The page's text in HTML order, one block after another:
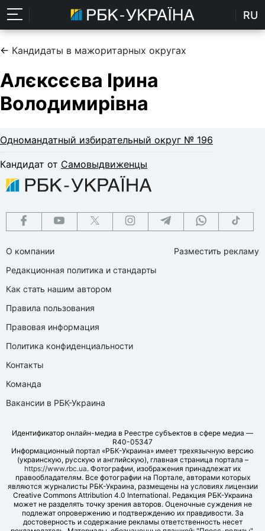
RU
← Кандидаты в мажоритарных округах
Алєксєєва Ірина
Володимирівна
Одномандатный избирательный округ № 196
Кандидат от Самовыдвиженцы
О компании
Редакционная политика и стандарты
Как стать нашим автором
Правила пользования
Правовая информация
Политика конфиденциальности
Контакты
Команда
Вакансии в РБК-Украина
Разместить рекламу
Идентификатор онлайн-медиа в Реестре субъектов в сфере медиа —
R40-05347
Информационный портал «РБК-Украина» имеет трехязычную версию
(украинскую, русскую и английскую), главная страница портала –
https://www.rbc.ua. Фотографии, изображения принадлежат их
правообладателям. Все фотографии на Портале, авторами которых
являются журналисты РБК-Украина, размещены на условиях лицензии
Creative Commons Attribution 4.0 International. Редакция РБК-Украина
может не разделять точку зрения авторов. Оценочные суждения не
подлежат опровержению и подтверждению их правдивости. За
достоверность и содержание рекламы ответственность несет